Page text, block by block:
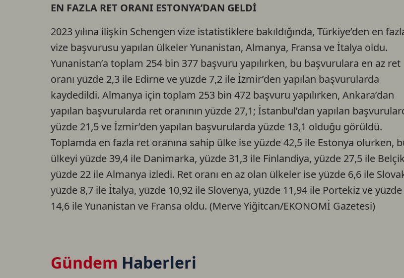
EN FAZLA RET ORANI ESTONYA’DAN GELDİ
2023 yılına ilişkin Schengen vize istatistiklere bakıldığında, Türkiye’den en
vize başvurusu yapılan ülkeler Yunanistan, Almanya, Fransa ve İtalya oldu.
Yunanistan’a toplam 254 bin 377 başvuru yapılırken, bu başvurulara en az ret
oranı yüzde 2,3 ile Edirne ve yüzde 7,2 ile İzmir’den yapılan başvurularda
kaydedildi. Almanya için toplam 253 bin 472 başvuru yapılırken, Ankara’dan
yapılan başvurularda ret oranının yüzde 27,1; İstanbul’dan yapılan
yüzde 21,5 ve İzmir’den yapılan başvurularda yüzde 13,1 olduğu görüldü.
Toplamda en fazla ret oranına sahip ülke ise yüzde 42,5 ile Estonya olurken,
ülkeyi yüzde 39,4 ile Danimarka, yüzde 31,3 ile Finlandiya, yüzde 27,5 ile
yüzde 22 ile Almanya izledi. Ret oranı en az olan ülkeler ise yüzde 6,6 ile
yüzde 8,7 ile İtalya, yüzde 10,92 ile Slovenya, yüzde 11,94 ile Portekiz ve yüzde
14,6 ile Yunanistan ve Fransa oldu. (Merve Yiğitcan/EKONOMİ Gazetesi)
Gündem Haberleri